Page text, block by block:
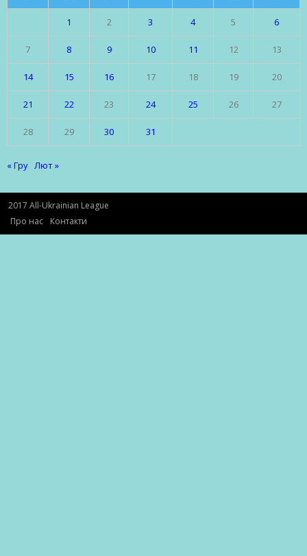
1 2 3 4 5 6
7 8 9 10 11 12 13
14 15 16 17 18 19 20
21 22 23 24 25 26 27
28 29 30 31
« Гру Лют »
2017 All-Ukrainian League
Про нас
Контакти